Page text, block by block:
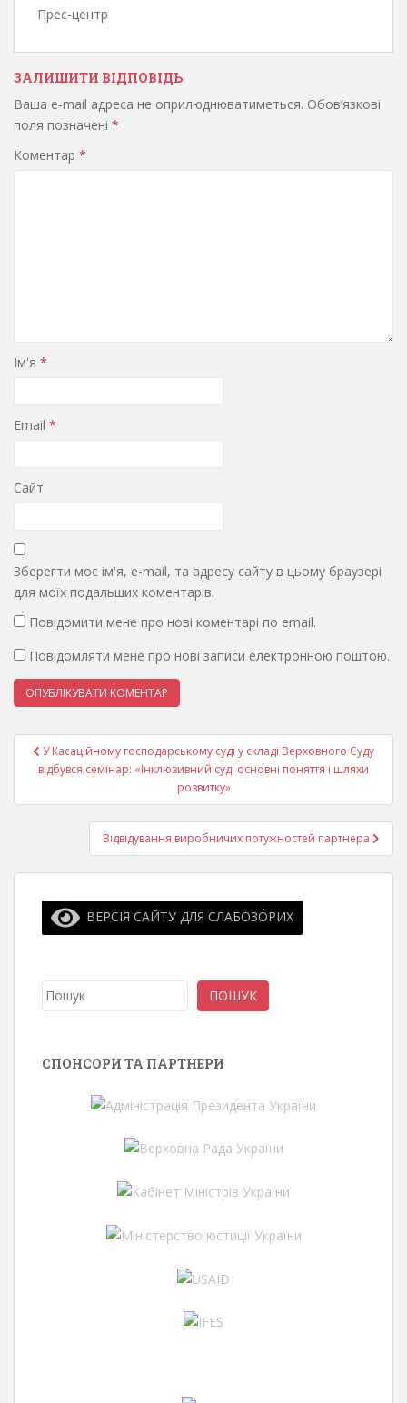
Прес-центр
ЗАЛИШИТИ ВІДПОВІДЬ
Ваша e-mail адреса не оприлюднюватиметься. Обов’язкові
поля позначені *
Коментар *
Ім'я *
Email *
Сайт
Зберегти моє ім'я, e-mail, та адресу сайту в цьому браузері
для моїх подальших коментарів.
Повідомити мене про нові коментарі по email.
Повідомляти мене про нові записи електронною поштою.
Навігація
записів
У Касаційному господарському суді у складі Верховного Суду
відбувся семінар: «Інклюзивний суд: основні поняття і шляхи
розвитку»
Відвідування виробничих потужностей партнера
ВЕРСІЯ САЙТУ ДЛЯ СЛАБОЗО́РИХ
Пошук ПОШУК
СПОНСОРИ ТА ПАРТНЕРИ